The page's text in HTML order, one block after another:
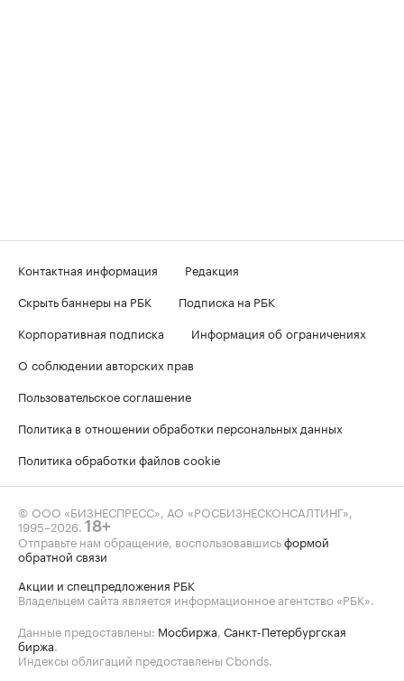
Контактная информация
Редакция
Скрыть баннеры на РБК
Подписка на РБК
Корпоративная подписка
Информация об ограничениях
О соблюдении авторских прав
Пользовательское соглашение
Политика в отношении обработки персональных данных
Политика обработки файлов cookie
© ООО «БИЗНЕСПРЕСС», АО «РОСБИЗНЕСКОНСАЛТИНГ»,
1995–2026. 18+
Отправьте нам обращение, воспользовавшисьформой
обратной связи
Акции и спецпредложения РБК
Владельцем сайта является информационное агентство «РБК».
Данные предоставлены: Мосбиржа, Санкт-Петербургская
биржа.
Индексы облигаций предоставлены Cbonds.